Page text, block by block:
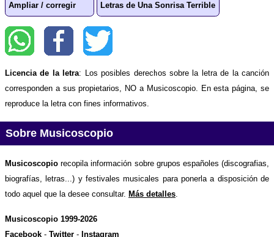
Ampliar / corregir Letras de Una Sonrisa Terrible
Licencia de la letra: Los posibles derechos sobre la letra de la canción
corresponden a sus propietarios, NO a Musicoscopio. En esta página, se
reproduce la letra con fines informativos.
Sobre Musicoscopio
Musicoscopio recopila información sobre grupos españoles (discografias,
biografías, letras...) y festivales musicales para ponerla a disposición de
todo aquel que la desee consultar. Más detalles
Musicoscopio 1999-2026
Facebook - Twitter - Instagram